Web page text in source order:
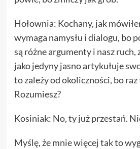
Hołownia: Kochany, jak
wymaga namysłu i dialogu, bo
są różne argumenty i nasz ruch,
jako jedyny jasno artykułuje
to zależy od okoliczności, bo raz
Rozumiesz?
Kosiniak: No, ty już przestań.
Myślę, że mnie więcej tak to